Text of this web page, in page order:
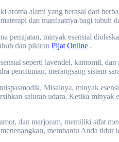
dan manfaatnya bagi tubuh
pemijatan, minyak esensial
dan pikiran Pijat Online .
seperti lavendel, kamomil,
penciuman, merangsang sistem
Misalnya, minyak
saluran udara. Ketika minyak
dan marjoram, memiliki sifat
membantu Anda